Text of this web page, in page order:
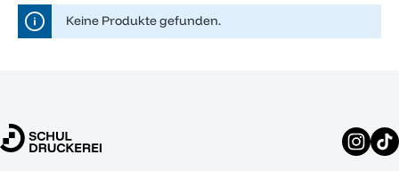
Keine Produkte gefunden.